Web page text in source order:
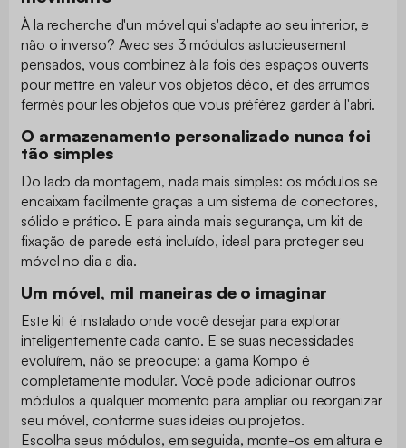
À la recherche d'un móvel qui s'adapte ao seu interior, e
não o inverso? Avec ses 3 módulos astucieusement
pensados, vous combinez à la fois des espaços ouverts
pour mettre en valeur vos objetos déco, et des arrumos
fermés pour les objetos que vous préférez garder à l'abri.
O armazenamento personalizado nunca foi
tão simples
Do lado da montagem, nada mais simples: os módulos se
encaixam facilmente graças a um sistema de conectores,
sólido e prático. E para ainda mais segurança, um kit de
fixação de parede está incluído, ideal para proteger seu
móvel no dia a dia.
Um móvel, mil maneiras de o imaginar
Este kit é instalado onde você desejar para explorar
inteligentemente cada canto. E se suas necessidades
evoluírem, não se preocupe: a gama Kompo é
completamente modular. Você pode adicionar outros
módulos a qualquer momento para ampliar ou reorganizar
seu móvel, conforme suas ideias ou projetos.
Escolha seus módulos, em seguida, monte-os em altura e